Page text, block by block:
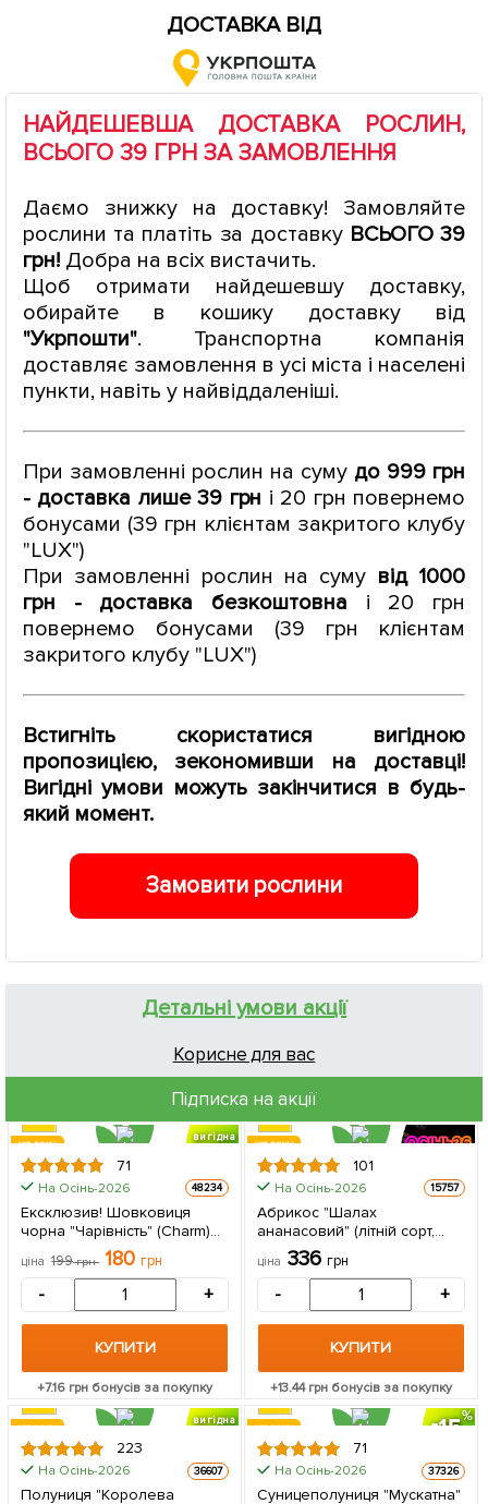
ДОСТАВКА ВІД
НАЙДЕШЕВША ДОСТАВКА РОСЛИН,
ВСЬОГО 39 ГРН ЗА ЗАМОВЛЕННЯ
Даємо знижку на доставку! Замовляйте
рослини та платіть за доставку ВСЬОГО 39
грн!Добра на всіх вистачить.
Щоб отримати найдешевшу доставку,
обирайте в кошику доставку від
"Укрпошти". Транспортна компанія
доставляє замовлення в усі міста і населені
пункти, навіть у найвіддаленіші.
При замовленні рослин на суму до 999 грн
- доставка лише 39 грн і 20 грн повернемо
бонусами (39 грн клієнтам закритого клубу
"LUX")
При замовленні рослин на суму від 1000
грн - доставка безкоштовна і 20 грн
повернемо бонусами (39 грн клієнтам
закритого клубу "LUX")
Встигніть скористатися вигідною
пропозицією, зекономивши на доставці!
Вигідні умови можуть закінчитися в будь-
який момент.
Замовити рослини
Детальні умови акції
Корисне для вас
Підписка на акції
вигідна
знижка
ХІТ РОКУ
71
На Осінь-2026 48234
Ексклюзив! Шовковиця
чорна "Чарівність" (Charm)
(преміальний
великоплідний сорт,
хворобостійкий) 1
саджанець в упаковці
ціна 199грн 180 грн
- +
КУПИТИ
+7.16 грн бонусів за покупку
ХІТ РОКУ
101
На Осінь-2026 15757
Абрикос "Шалах
ананасовий" (літній сорт,
ранній термін дозрівання) 1
саджанець в упаковці
ціна 336 грн
- +
КУПИТИ
+13.44грн бонусів за покупку
вигідна
ЦІНА ЗА
5шт
ХІТ РОКУ
РЕМОНТАНТНА
223
На Осінь-2026 36607
Полуниця "Королева
15
ЦІНА ЗА
5шт
ХІТ РОКУ
71
На Осінь-2026 37326
Суницеполуниця "Мускатна"